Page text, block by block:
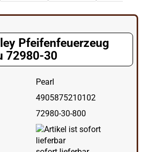
Pfeifenfeuerzeug
72980-30
Pearl
4905875210102
72980-30-800